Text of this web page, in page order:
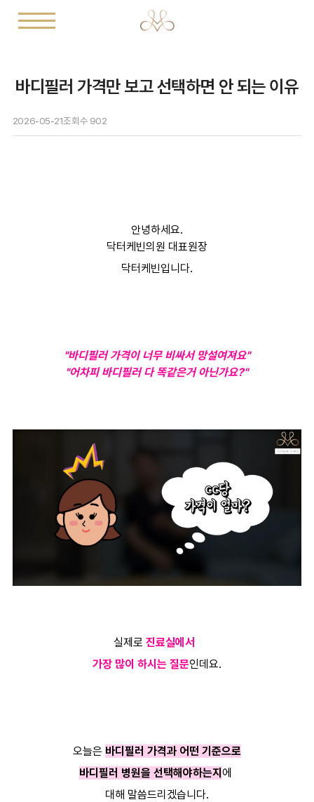
바디필러 가격만 보고 선택하면 안 되는 이유
2026-05-21조회수 902
안녕하세요.
닥터케빈의원 대표원장
닥터케빈입니다.
"바디필러 가격이 너무 비싸서 망설여져요"
"어차피 바디필러 다 똑같은거 아닌가요?"
실제로 진료실에서
가장 많이 하시는 질문인데요.
오늘은 바디필러 가격과 어떤 기준으로
바디필러 병원을 선택해야하는지 에
대해 말씀드리겠습니다.